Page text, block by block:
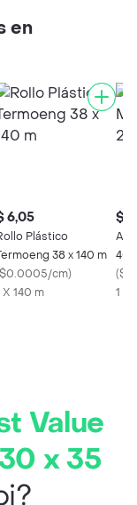
en
6,05
Plástico
38 x 140 m
$0.0005/cm)
X 140 m
$
(
1 X
Value
x 35